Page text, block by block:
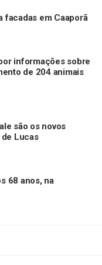
facadas em Caaporã
informações sobre
de 204 animais
são os novos
Lucas
68 anos, na